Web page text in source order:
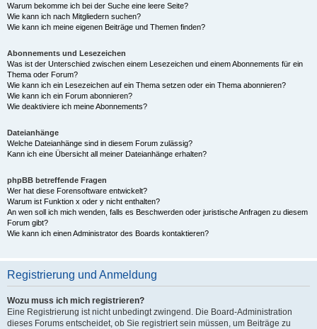
Warum bekomme ich bei der Suche eine leere Seite?
Wie kann ich nach Mitgliedern suchen?
Wie kann ich meine eigenen Beiträge und Themen finden?
Abonnements und Lesezeichen
Was ist der Unterschied zwischen einem Lesezeichen und einem Abonnements für ein
Thema oder Forum?
Wie kann ich ein Lesezeichen auf ein Thema setzen oder ein Thema abonnieren?
Wie kann ich ein Forum abonnieren?
Wie deaktiviere ich meine Abonnements?
Dateianhänge
Welche Dateianhänge sind in diesem Forum zulässig?
Kann ich eine Übersicht all meiner Dateianhänge erhalten?
phpBB betreffende Fragen
Wer hat diese Forensoftware entwickelt?
Warum ist Funktion x oder y nicht enthalten?
An wen soll ich mich wenden, falls es Beschwerden oder juristische Anfragen zu diesem
Forum gibt?
Wie kann ich einen Administrator des Boards kontaktieren?
Registrierung und Anmeldung
Wozu muss ich mich registrieren?
Eine Registrierung ist nicht unbedingt zwingend. Die Board-Administration
dieses Forums entscheidet, ob Sie registriert sein müssen, um Beiträge zu